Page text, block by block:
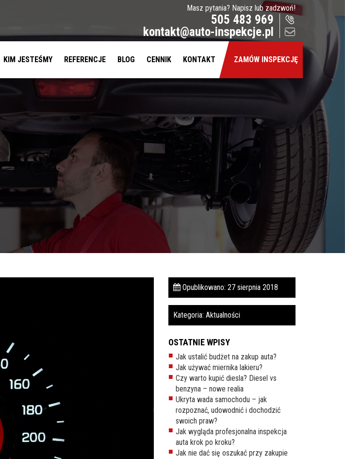
Masz pytania? Napisz lub zadzwoń!
505 483 969
kontakt@auto-inspekcje.pl
KIM JESTEŚMY REFERENCJE BLOG CENNIK KONTAKT ZAMÓW INSPEKCJĘ
Opublikowano: 27 sierpnia 2018
Kategoria: Aktualności
OSTATNIE WPISY
Jak ustalić budżet na zakup auta?
Jak używać miernika lakieru?
Czy warto kupić diesla? Diesel vs
benzyna – nowe realia
Ukryta wada samochodu – jak
rozpoznać, udowodnić i dochodzić
swoich praw?
Jak wygląda profesjonalna inspekcja
auta krok po kroku?
Jak nie dać się oszukać przy zakupie